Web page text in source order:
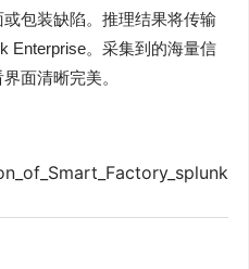
包装缺陷。推理结果将传输
Enterprise。采集到的海量信
面清晰完美。